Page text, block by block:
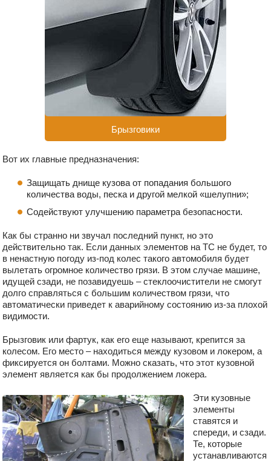
Брызговики
Вот их главные предназначения:
Защищать днище кузова от попадания большого
количества воды, песка и другой мелкой «шелупни»;
Содействуют улучшению параметра безопасности.
Как бы странно ни звучал последний пункт, но это
действительно так. Если данных элементов на ТС не будет, то
в ненастную погоду из-под колес такого автомобиля будет
вылетать огромное количество грязи. В этом случае машине,
идущей сзади, не позавидуешь – стеклоочистители не смогут
долго справляться с большим количеством грязи, что
автоматически приведет к аварийному состоянию из-за плохой
видимости.
Брызговик или фартук, как его еще называют, крепится за
колесом. Его место – находиться между кузовом и локером, а
фиксируется он болтами. Можно сказать, что этот кузовной
элемент является как бы продолжением локера.
Эти кузовные
элементы
ставятся и
спереди, и сзади.
Те, которые
устанавливаются